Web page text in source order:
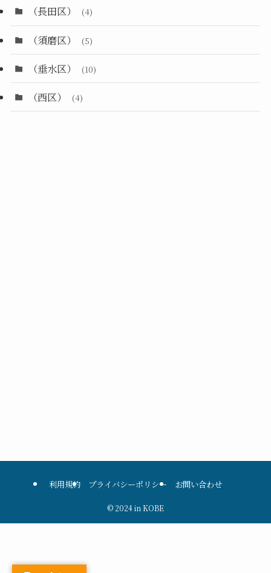
（長田区） (4)
（須磨区） (5)
（垂水区） (10)
（西区） (4)
利用規約 プライバシーポリシー お問い合わせ
© 2024 in KOBE